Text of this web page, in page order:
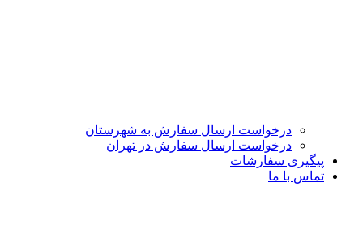
درخواست ارسال سفارش به شهرستان
درخواست ارسال سفارش در تهران
پیگیری سفارشات
تماس با ما